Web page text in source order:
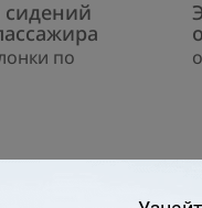
сидений
по